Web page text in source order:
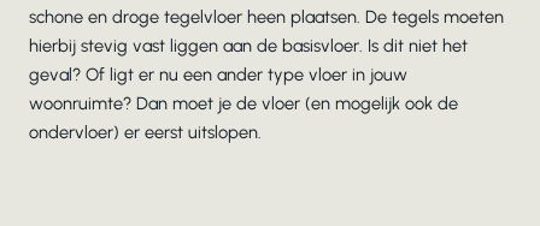
schone en droge tegelvloer heen plaatsen. De tegels moeten
hierbij stevig vast liggen aan de basisvloer. Is dit niet het
geval? Of ligt er nu een ander type vloer in jouw
woonruimte? Dan moet je de vloer (en mogelijk ook de
ondervloer) er eerst uitslopen.